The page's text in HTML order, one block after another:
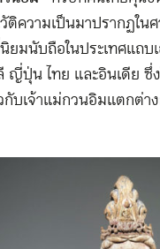
ติความเป็นมาปรากฏใน
มนับถือในประเทศแถบ
ญี่ปุ่น ไทย และอินเดีย ซึ่
กับเจ้าแม่กวนอิมแตกต่า